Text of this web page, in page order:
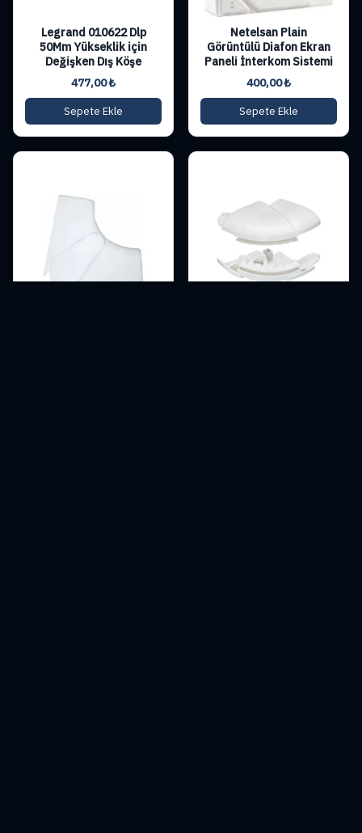
Legrand 010622 Dlp
50Mm Yükseklik için
Değişken Dış Köşe
477,00₺
Sepete Ekle
Netelsan Plain
Görüntülü Diafon Ekran
Paneli İnterkom Sistemi
400,00₺
Sepete Ekle